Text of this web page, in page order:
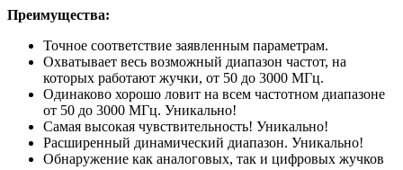
Преимущества:
Точное соответствие заявленным параметрам.
Охватывает весь возможный диапазон частот, на
которых работают жучки, от 50 до 3000 МГц.
Одинаково хорошо ловит на всем частотном диапазоне
от 50 до 3000 МГц. Уникально!
Самая высокая чувствительность! Уникально!
Расширенный динамический диапазон. Уникально!
Обнаружение как аналоговых, так и цифровых жучков